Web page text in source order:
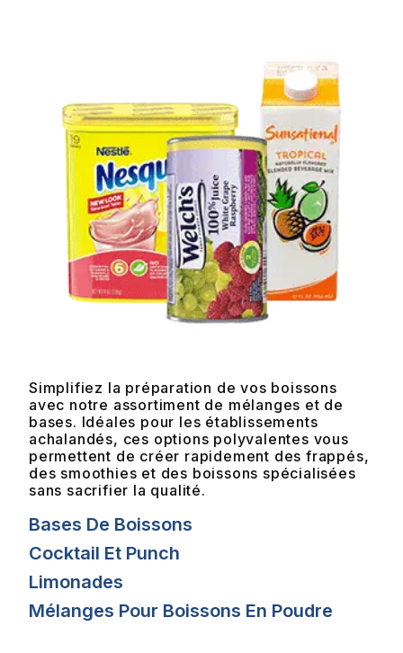
Simplifiez la préparation de vos boissons
avec notre assortiment de mélanges et de
bases. Idéales pour les établissements
achalandés, ces options polyvalentes vous
permettent de créer rapidement des frappés,
des smoothies et des boissons spécialisées
sans sacrifier la qualité.
Bases De Boissons
Cocktail Et Punch
Limonades
Mélanges Pour Boissons En Poudre